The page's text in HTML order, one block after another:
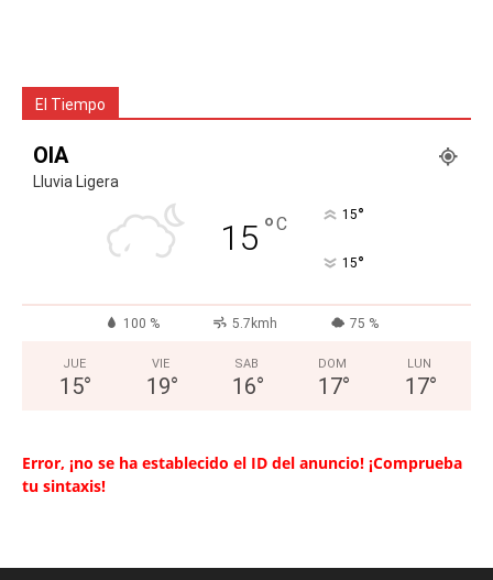
El Tiempo
OIA
Lluvia Ligera
15 °C 15°
15°
100 % 5.7kmh 75 %
JUE
15°
VIE
19°
SAB
16°
DOM
17°
LUN
17°
Error, ¡no se ha establecido el ID del anuncio! ¡Comprueba
tu sintaxis!